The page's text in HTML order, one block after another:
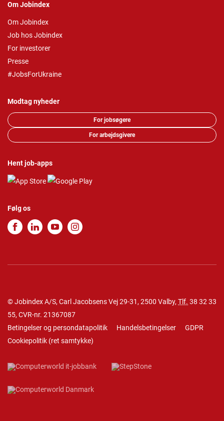
Om Jobindex
Om Jobindex
Job hos Jobindex
For investorer
Presse
#JobsForUkraine
Modtag nyheder
For jobsøgere
For arbejdsgivere
Hent job-apps
Følg os
© Jobindex A/S, Carl Jacobsens Vej 29-31, 2500 Valby, Tlf. 38 32 33
55, CVR-nr. 21367087
Betingelser og persondatapolitik
Handelsbetingelser
GDPR
Cookiepolitik (ret samtykke)